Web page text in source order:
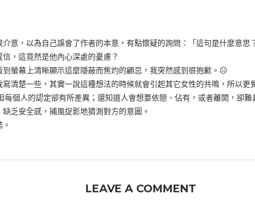
意，以為自己誤會了作者的本意，有點懷疑的詢問：「這句是什麼意
，這竟然是他內心深處的憂慮？
螢幕上清晰顯示這麼隱蔽而焦灼的顧忌，我突然感到很抱歉。☹️
清楚一些，其實一說這種想法的時候就會引起其它女性的共鳴，所以
個人的認定卻有所差異；還知道人會想要依戀、佔有，或者離開，卻難
乏安全感，捕風捉影地猜測對方的意圖。
LEAVE A COMMENT